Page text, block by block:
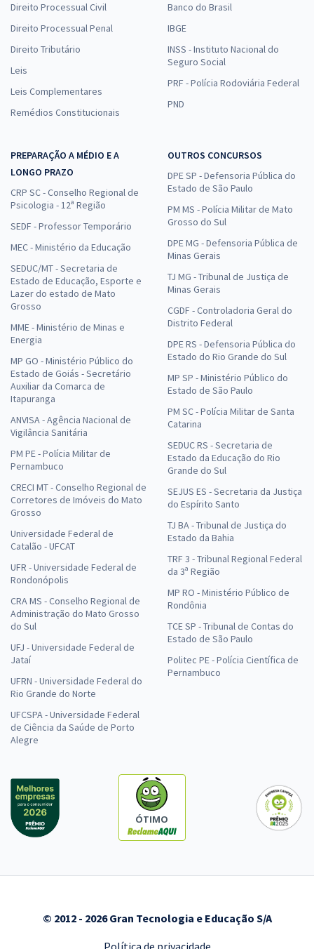
Direito Processual Civil
Direito Processual Penal
Direito Tributário
Leis
Leis Complementares
Remédios Constitucionais
Banco do Brasil
IBGE
INSS - Instituto Nacional do
Seguro Social
PRF - Polícia Rodoviária Federal
PND
PREPARAÇÃO A MÉDIO E A
LONGO PRAZO
CRP SC - Conselho Regional de
Psicologia - 12ª Região
SEDF - Professor Temporário
MEC - Ministério da Educação
SEDUC/MT - Secretaria de
Estado de Educação, Esporte e
Lazer do estado de Mato
Grosso
MME - Ministério de Minas e
Energia
MP GO - Ministério Público do
Estado de Goiás - Secretário
Auxiliar da Comarca de
Itapuranga
ANVISA - Agência Nacional de
Vigilância Sanitária
PM PE - Polícia Militar de
Pernambuco
CRECI MT - Conselho Regional de
Corretores de Imóveis do Mato
Grosso
Universidade Federal de
Catalão - UFCAT
UFR - Universidade Federal de
Rondonópolis
CRA MS - Conselho Regional de
Administração do Mato Grosso
do Sul
UFJ - Universidade Federal de
Jataí
UFRN - Universidade Federal do
Rio Grande do Norte
UFCSPA - Universidade Federal
de Ciência da Saúde de Porto
Alegre
OUTROS CONCURSOS
DPE SP - Defensoria Pública do
Estado de São Paulo
PM MS - Polícia Militar de Mato
Grosso do Sul
DPE MG - Defensoria Pública de
Minas Gerais
TJ MG - Tribunal de Justiça de
Minas Gerais
CGDF - Controladoria Geral do
Distrito Federal
DPE RS - Defensoria Pública do
Estado do Rio Grande do Sul
MP SP - Ministério Público do
Estado de São Paulo
PM SC - Polícia Militar de Santa
Catarina
SEDUC RS - Secretaria de
Estado da Educação do Rio
Grande do Sul
SEJUS ES - Secretaria da Justiça
do Espírito Santo
TJ BA - Tribunal de Justiça do
Estado da Bahia
TRF 3 - Tribunal Regional Federal
da 3ª Região
MP RO - Ministério Público de
Rondônia
TCE SP - Tribunal de Contas do
Estado de São Paulo
Politec PE - Polícia Científica de
Pernambuco
ÓTIMO
© 2012 - 2026 Gran Tecnologia e Educação S/A
Política de privacidade